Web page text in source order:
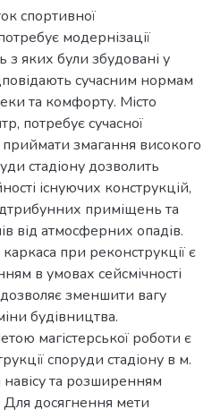
спортивної
модернізації
з яких були збудовані у
сучасним нормам
та комфорту. Місто
потребує сучасної
змагання високого
стадіону дозволить
існуючих конструкцій,
приміщень та
від атмосферних опадів.
при реконструкції є
в умовах сейсмічності
дозволяє зменшити вагу
будівництва.
магістерської роботи є
споруди стадіону в м.
та розширенням
досягнення мети